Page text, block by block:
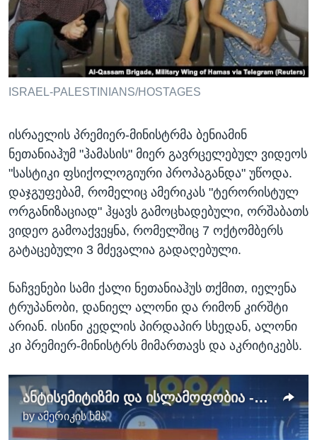
ᲛᲔᲪᲜᲘᲔᲠᲔᲑᲐ
ᲘᲜᲢᲔᲠᲕᲘᲣ
ᲙᲣᲚᲢᲣᲠᲐ
ᲒᲐᲚᲘᲚᲔᲝ
ᲗᲕᲐᲚᲘ ᲒᲕᲐᲓᲔᲕᲜᲔᲗ
ენები
ISRAEL-PALESTINIANS/HOSTAGES
ისრაელის პრემიერ-მინისტრმა ბენიამინ
ნეთანიაჰუმ "ჰამასის" მიერ გავრცელებულ ვიდეოს
"სასტიკი ფსიქოლოგიური პროპაგანდა" უწოდა.
დაჯგუფებამ, რომელიც ამერიკას "ტერორისტულ
ორგანიზაციად" ჰყავს გამოცხადებული, ორშაბათს
ვიდეო გამოაქვეყნა, რომელშიც 7 ოქტომბერს
გატაცებული 3 მძევალია გადაღებული.
ნაჩვენები სამი ქალი ნეთანიაჰუს თქმით, იელენა
ტრუპანობი, დანიელ ალონი და რიმონ კირშტი
არიან. ისინი კედლის პირდაპირ სხედან, ალონი
კი პრემიერ-მინისტრს მიმართავს და აკრიტიკებს.
ანტისემიტიზმი და ისლამოფობია - მუქარა ამერიკული ორგანიზაციების ლიდერების მიმართ
byამერიკის ხმა